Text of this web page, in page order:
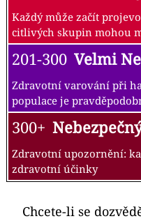
Každý může začít
citlivých skupin mohou
201-300 Velmi
Zdravotní varování při
populace je
300+
Zdravotní upozornění:
zdravotní účinky
Chcete-li se